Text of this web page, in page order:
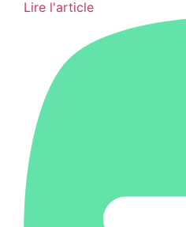
Lire l'article